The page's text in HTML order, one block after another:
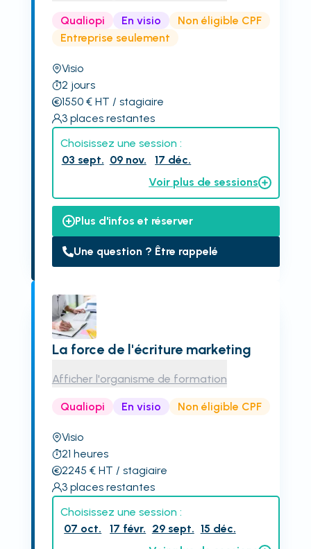
Qualiopi En visio
Non éligible CPF
Entreprise seulement
Visio
2 jours
1550€ HT / stagiaire
3 places restantes
Choisissez une session :
03 sept. 09 nov.
17 déc.
Voir plus de sessions
Plus d'infos et réserver
Une question ? Être rappelé
La force de l'écriture marketing
Afficher l'organisme de formation
Qualiopi En visio Non éligible CPF
Visio
21 heures
2245 € HT / stagiaire
3 places restantes
Choisissez une session :
07 oct.
17 févr. 29 sept. 15 déc.